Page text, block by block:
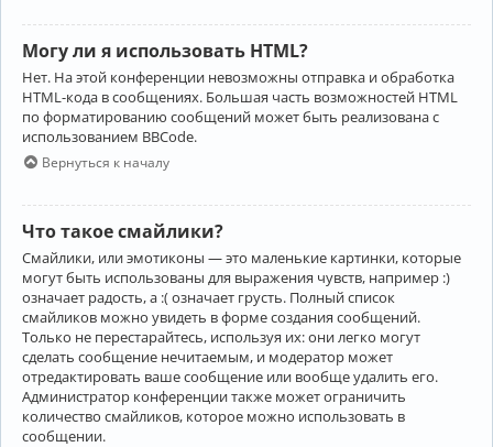
Могу ли я использовать HTML?
Нет. На этой конференции невозможны отправка и обработка
HTML-кода в сообщениях. Большая часть возможностей HTML
по форматированию сообщений может быть реализована с
использованием BBCode.
Вернуться к началу
Что такое смайлики?
Смайлики, или эмотиконы — это маленькие картинки, которые
могут быть использованы для выражения чувств, например :)
означает радость, а :( означает грусть. Полный список
смайликов можно увидеть в форме создания сообщений.
Только не перестарайтесь, используя их: они легко могут
сделать сообщение нечитаемым, и модератор может
отредактировать ваше сообщение или вообще удалить его.
Администратор конференции также может ограничить
количество смайликов, которое можно использовать в
сообщении.